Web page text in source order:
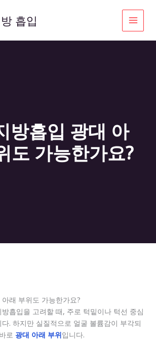
흡입
방흡입 광대 아
도 가능한가요?
래 부위도 가능한가요?
흡입을 고려할 때, 주로 턱밑이나 턱선 중심
. 하지만 실질적으로 얼굴 볼륨감이 부각되
로 광대 아래 부위입니다.